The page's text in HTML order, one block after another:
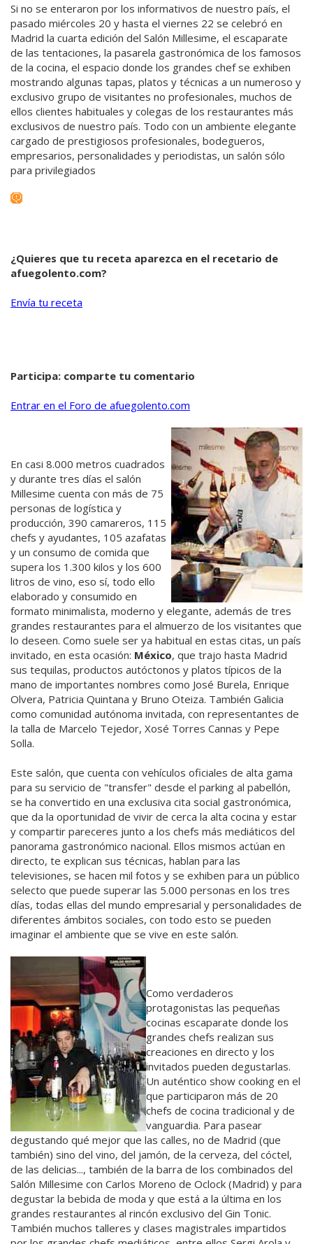
Si no se enteraron por los informativos de nuestro país, el
pasado miércoles 20 y hasta el viernes 22 se celebró en
Madrid la cuarta edición del Salón Millesime, el escaparate
de las tentaciones, la pasarela gastronómica de los famosos
de la cocina, el espacio donde los grandes chef se exhiben
mostrando algunas tapas, platos y técnicas a un numeroso y
exclusivo grupo de visitantes no profesionales, muchos de
ellos clientes habituales y colegas de los restaurantes más
exclusivos de nuestro país. Todo con un ambiente elegante
cargado de prestigiosos profesionales, bodegueros,
empresarios, personalidades y periodistas, un salón sólo
para privilegiados
¿Quieres que tu receta aparezca en el recetario de
afuegolento.com?
Envía tu receta
Participa: comparte tu comentario
Entrar en el Foro de afuegolento.com
En casi 8.000 metros cuadrados
y durante tres días el salón
Millesime cuenta con más de 75
personas de logística y
producción, 390 camareros, 115
chefs y ayudantes, 105 azafatas
y un consumo de comida que
supera los 1.300 kilos y los 600
litros de vino, eso sí, todo ello
elaborado y consumido en
formato minimalista, moderno y elegante, además de tres
grandes restaurantes para el almuerzo de los visitantes que
lo deseen. Como suele ser ya habitual en estas citas, un país
invitado, en esta ocasión: México, que trajo hasta Madrid
sus tequilas, productos autóctonos y platos típicos de la
mano de importantes nombres como José Burela, Enrique
Olvera, Patricia Quintana y Bruno Oteiza. También Galicia
como comunidad autónoma invitada, con representantes de
la talla de Marcelo Tejedor, Xosé Torres Cannas y Pepe
Solla.
Este salón, que cuenta con vehículos oficiales de alta gama
para su servicio de "transfer" desde el parking al pabellón,
se ha convertido en una exclusiva cita social gastronómica,
que da la oportunidad de vivir de cerca la alta cocina y estar
y compartir pareceres junto a los chefs más mediáticos del
panorama gastronómico nacional. Ellos mismos actúan en
directo, te explican sus técnicas, hablan para las
televisiones, se hacen mil fotos y se exhiben para un público
selecto que puede superar las 5.000 personas en los tres
días, todas ellas del mundo empresarial y personalidades de
diferentes ámbitos sociales, con todo esto se pueden
imaginar el ambiente que se vive en este salón.
Como verdaderos
protagonistas las pequeñas
cocinas escaparate donde los
grandes chefs realizan sus
creaciones en directo y los
invitados pueden degustarlas.
Un auténtico show cooking en el
que participaron más de 20
chefs de cocina tradicional y de
vanguardia. Para pasear
degustando qué mejor que las calles, no de Madrid (que
también) sino del vino, del jamón, de la cerveza, del cóctel,
de las delicias..., también de la barra de los combinados del
Salón Millesime con Carlos Moreno de Oclock (Madrid) y para
degustar la bebida de moda y que está a la última en los
grandes restaurantes al rincón exclusivo del Gin Tonic.
También muchos talleres y clases magistrales impartidos